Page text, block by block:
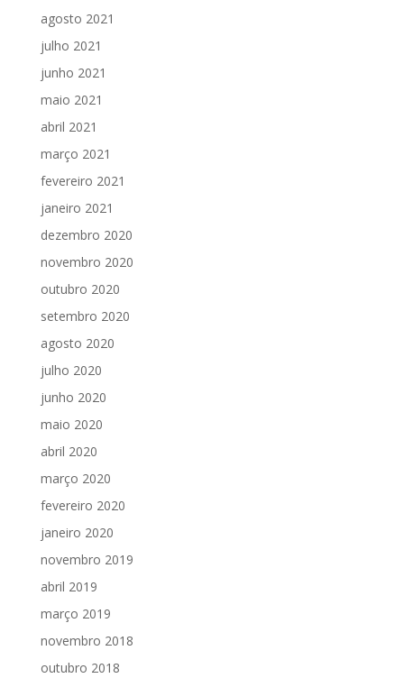
agosto 2021
julho 2021
junho 2021
maio 2021
abril 2021
março 2021
fevereiro 2021
janeiro 2021
dezembro 2020
novembro 2020
outubro 2020
setembro 2020
agosto 2020
julho 2020
junho 2020
maio 2020
abril 2020
março 2020
fevereiro 2020
janeiro 2020
novembro 2019
abril 2019
março 2019
novembro 2018
outubro 2018